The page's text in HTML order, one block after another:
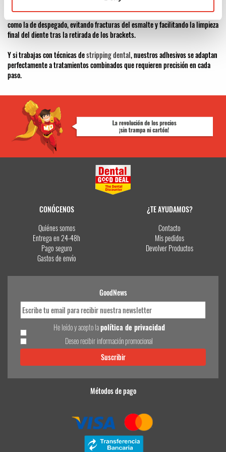
Estos productos están diseñados para simplificar tanto la fase de colocación
como la de despegado, evitando fracturas del esmalte y facilitando la limpieza
final del diente tras la retirada de los brackets.
Y si trabajas con técnicas destripping dental, nuestros adhesivos se adaptan
perfectamente a tratamientos combinados que requieren precisión en cada
paso.
CONÓCENOS
Quiénes somos
Entrega en 24-48h
Pago seguro
Gastos de envío
¿TE AYUDAMOS?
Contacto
Mis pedidos
Devolver Productos
GoodNews
He leído y acepto lapolítica de privacidad
Deseo recibir información promocional
Métodos de pago